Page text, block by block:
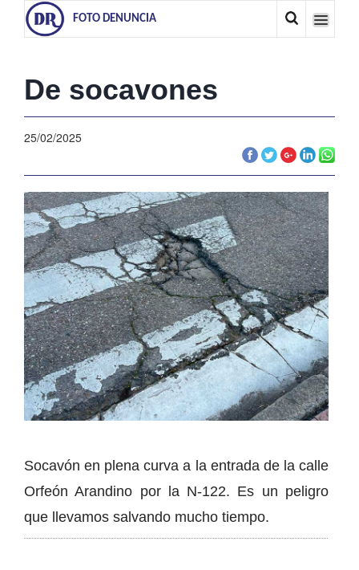
FOTO DENUNCIA
De socavones
25/02/2025
Socavón en plena curva a la entrada de la calle
Orfeón Arandino por la N-122. Es un peligro
que llevamos salvando mucho tiempo.